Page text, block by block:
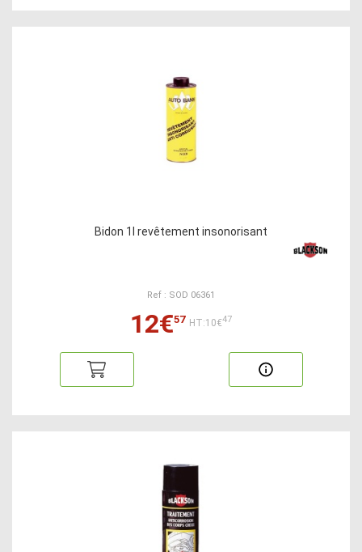
Bidon 1l revêtement insonorisant
Ref : SOD 06361
12€57 HT:10€47